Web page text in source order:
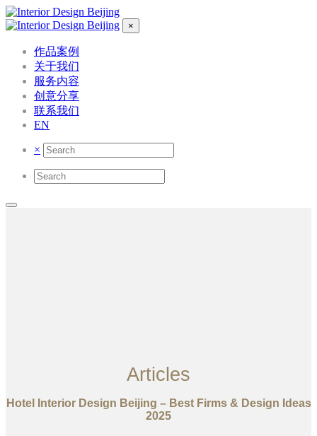
×
作品案例
关于我们
服务内容
创意分享
联系我们
EN
×
Articles
Hotel Interior Design Beijing – Best Firms & Design Ideas
2025